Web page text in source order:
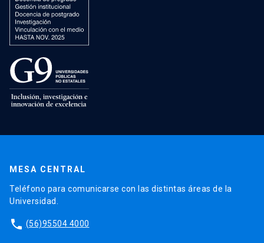
MESA CENTRAL
Teléfono para comunicarse con las distintas áreas de la
Universidad.
phone (56)95504 4000